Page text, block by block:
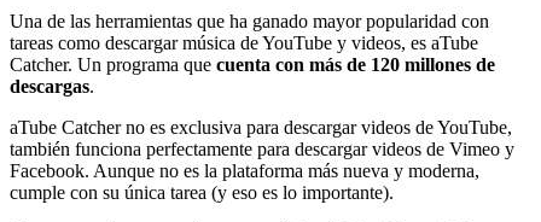
Una de las herramientas que ha ganado mayor popularidad con
tareas como descargar música de YouTube y videos, es aTube
Catcher. Un programa que cuenta con más de 120 millones de
descargas.
aTube Catcher no es exclusiva para descargar videos de YouTube,
también funciona perfectamente para descargar videos de Vimeo y
Facebook. Aunque no es la plataforma más nueva y moderna,
cumple con su única tarea (y eso es lo importante).